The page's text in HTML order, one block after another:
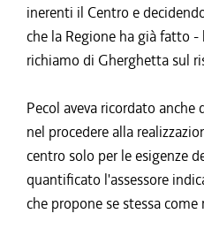
inerenti il Centro e
che la Regione ha già fatto
richiamo di Gherghetta sul
Pecol aveva ricordato
nel procedere alla
centro solo per le esigenze
quantificato l'assessore
che propone se stessa